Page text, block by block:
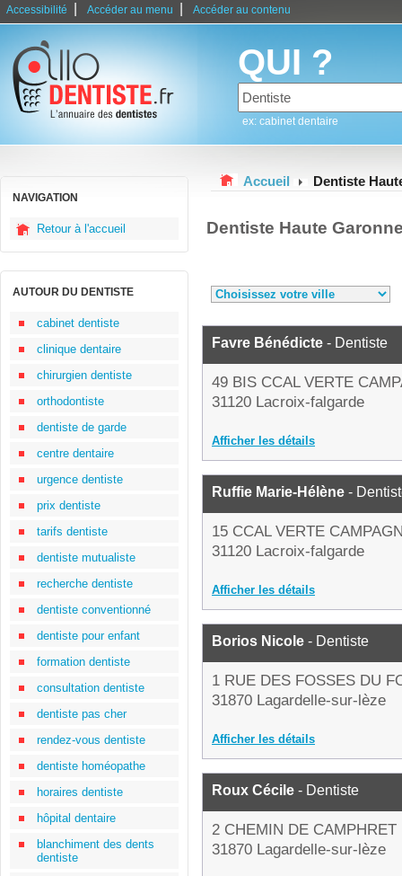
Accessibilité Accéder au menu Accéder au contenu
QUI ?
ex: cabinet dentaire
NAVIGATION
Retour à l'accueil
AUTOUR DU DENTISTE
cabinet dentiste
clinique dentaire
chirurgien dentiste
orthodontiste
dentiste de garde
centre dentaire
urgence dentiste
prix dentiste
tarifs dentiste
dentiste mutualiste
recherche dentiste
dentiste conventionné
dentiste pour enfant
formation dentiste
consultation dentiste
dentiste pas cher
rendez-vous dentiste
dentiste homéopathe
horaires dentiste
hôpital dentaire
blanchiment des dents
dentiste
Accueil Dentiste
Dentiste Haute
Favre Bénédicte - Dentiste
49 BIS CCAL VERTE
31120 Lacroix-falgarde
Afficher les détails
Ruffie Marie-Hélène -
15 CCAL VERTE
31120 Lacroix-falgarde
Afficher les détails
Borios Nicole - Dentiste
1 RUE DES FOSSES DU
31870 Lagardelle-sur-lèze
Afficher les détails
Roux Cécile - Dentiste
2 CHEMIN DE CAMPHRET
31870 Lagardelle-sur-lèze